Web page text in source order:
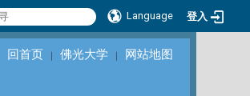
Language 登入
回首页 ｜ 佛光大学 ｜ 网站地图